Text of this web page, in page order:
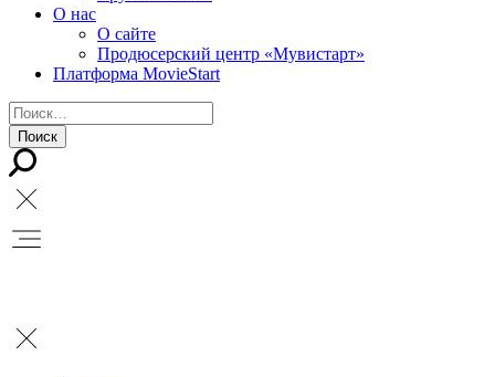
О нас
О сайте
Продюсерский центр «Мувистарт»
Платформа MovieStart